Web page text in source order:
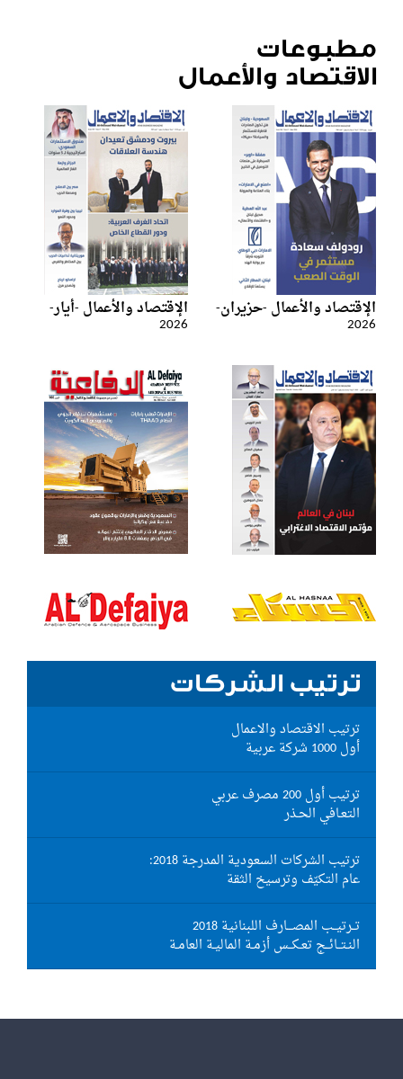
مطبوعات
الاقتصاد والأعمال
الإقتصاد والأعمال -حزيران-
2026
الإقتصاد والأعمال -أيار-
2026
ترتيب الشركات
ترتيب الاقتصاد والاعمال
أول 1000 شركة عربية
ترتيب أول 200 مصرف عربي
التعـافي الحـذر
ترتيب الشركات السعودية المدرجة 2018:
عام التكيّف وترسيخ الثقة
تــرتيــب المصـــارف اللبنانية 2018
النـتــائــج تعـكــس أزمـة الماليـة العامـة